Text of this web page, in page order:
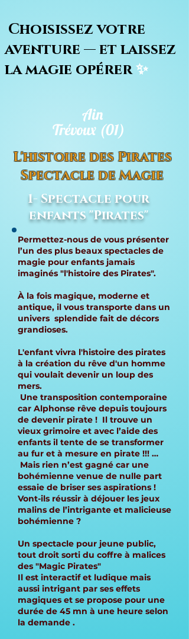
Choisissez votre
aventure — et laissez
la magie opérer✨
Trévoux (01)
Ain
L'histoire des Pirates
Spectacle de Magie
1- Spectacle pour
enfants "Pirates"
Permettez-nous de vous présenter
l’un des plus beaux spectacles de
magie pour enfants jamais
imaginés "l'histoire des Pirates".
À la fois magique, moderne et
antique, il vous transporte dans un
univers splendide fait de décors
grandioses.
L'enfant vivra l'histoire des pirates
à la création du rêve d'un homme
qui voulait devenir un loup des
mers.
Une transposition contemporaine
car Alphonse rêve depuis toujours
de devenir pirate ! Il trouve un
vieux grimoire et avec l’aide des
enfants il tente de se transformer
au fur et à mesure en pirate !!! …
Mais rien n’est gagné car une
bohémienne venue de nulle part
essaie de briser ses aspirations !
Vont-ils réussir à déjouer les jeux
malins de l’intrigante et malicieuse
bohémienne ?
Un spectacle pour jeune public,
tout droit sorti du coffre à malices
des "Magic Pirates"
Il est interactif et ludique mais
aussi intrigant par ses effets
magiques et se propose pour une
durée de 45 mn à une heure selon
la demande .